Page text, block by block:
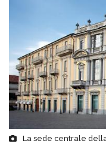
La sede centrale